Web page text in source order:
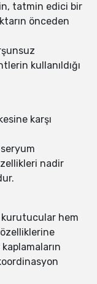
tatmin edici bir
önceden
kullanıldığı
karşı
nadir
hem